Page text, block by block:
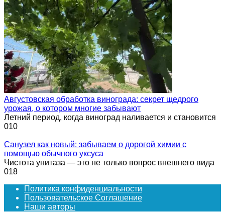
Августовская обработка винограда: секрет щедрого
урожая, о котором многие забывают
Летний период, когда виноград наливается и становится
010
Санузел как новый: забываем о дорогой химии с
помощью обычного уксуса
Чистота унитаза — это не только вопрос внешнего вида
018
Политика конфиденциальности
Пользовательское Соглашение
Наши авторы